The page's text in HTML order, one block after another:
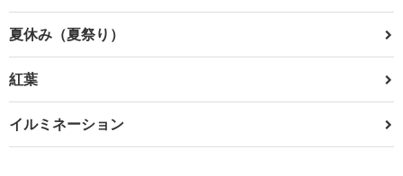
夏休み（夏祭り）
紅葉
イルミネーション